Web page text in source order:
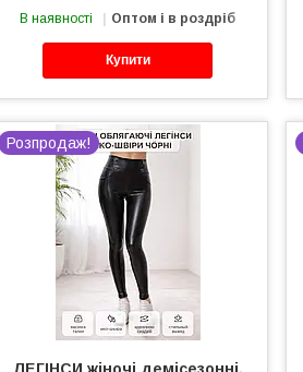
В наявності Оптом і в роздріб
Купити
Розпродаж!
ЛЕГІНСИ жіночі демісезонні,